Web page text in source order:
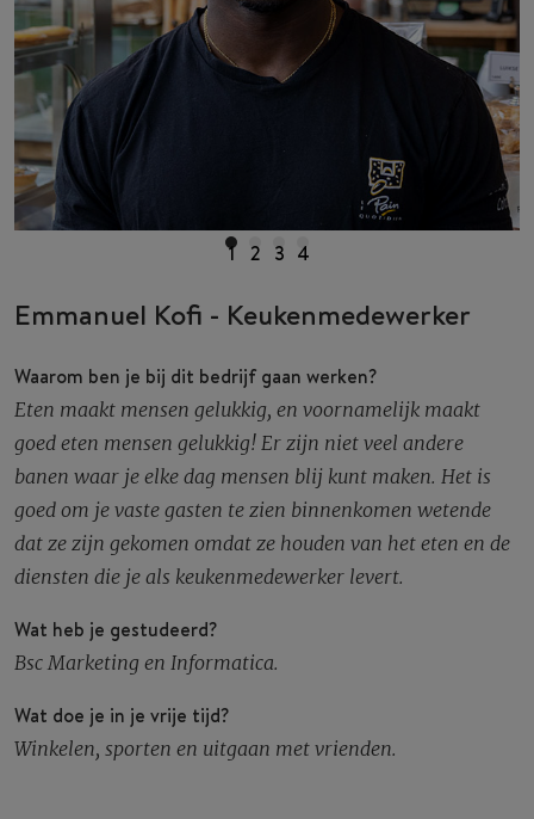
1 2 3 4
Emmanuel Kofi - Keukenmedewerker
Waarom ben je bij dit bedrijf gaan werken?
Eten maakt mensen gelukkig, en voornamelijk maakt
goed eten mensen gelukkig! Er zijn niet veel andere
banen waar je elke dag mensen blij kunt maken. Het is
goed om je vaste gasten te zien binnenkomen wetende
dat ze zijn gekomen omdat ze houden van het eten en de
diensten die je als keukenmedewerker levert.
Wat heb je gestudeerd?
Bsc Marketing en Informatica.
Wat doe je in je vrije tijd?
Winkelen, sporten en uitgaan met vrienden.